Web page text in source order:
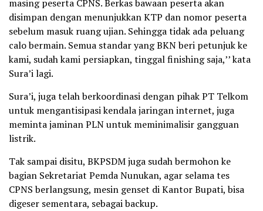
masing peserta CPNS. Berkas bawaan peserta akan
disimpan dengan menunjukkan KTP dan nomor peserta
sebelum masuk ruang ujian. Sehingga tidak ada peluang
calo bermain. Semua standar yang BKN beri petunjuk ke
kami, sudah kami persiapkan, tinggal finishing saja,’’ kata
Sura’i lagi.
Sura’i, juga telah berkoordinasi dengan pihak PT Telkom
untuk mengantisipasi kendala jaringan internet, juga
meminta jaminan PLN untuk meminimalisir gangguan
listrik.
Tak sampai disitu, BKPSDM juga sudah bermohon ke
bagian Sekretariat Pemda Nunukan, agar selama tes
CPNS berlangsung, mesin genset di Kantor Bupati, bisa
digeser sementara, sebagai backup.